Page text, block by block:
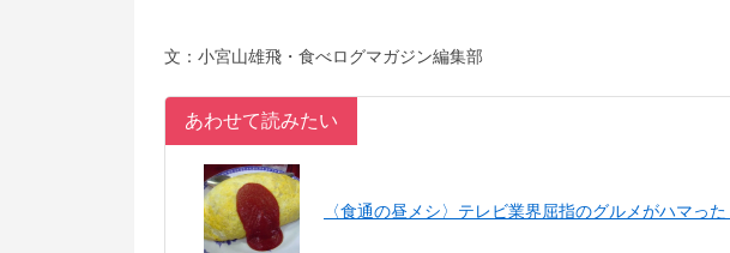
文：小宮山雄飛・食べログマガジン編集部
あわせて読みたい
〈食通の昼メシ〉テレビ業界屈指のグルメがハマっ